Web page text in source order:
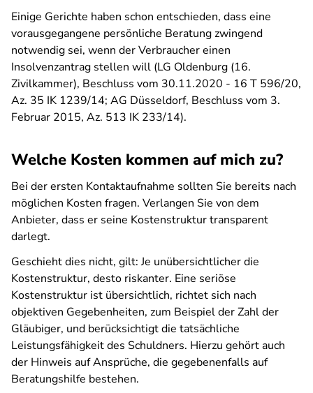
Einige Gerichte haben schon entschieden, dass eine
vorausgegangene persönliche Beratung zwingend
notwendig sei, wenn der Verbraucher einen
Insolvenzantrag stellen will (LG Oldenburg (16.
Zivilkammer), Beschluss vom 30.11.2020 - 16 T 596/20,
Az. 35 IK 1239/14; AG Düsseldorf, Beschluss vom 3.
Februar 2015, Az. 513 IK 233/14).
Welche Kosten kommen auf mich zu?
Bei der ersten Kontaktaufnahme sollten Sie bereits nach
möglichen Kosten fragen. Verlangen Sie von dem
Anbieter, dass er seine Kostenstruktur transparent
darlegt.
Geschieht dies nicht, gilt: Je unübersichtlicher die
Kostenstruktur, desto riskanter. Eine seriöse
Kostenstruktur ist übersichtlich, richtet sich nach
objektiven Gegebenheiten, zum Beispiel der Zahl der
Gläubiger, und berücksichtigt die tatsächliche
Leistungsfähigkeit des Schuldners. Hierzu gehört auch
der Hinweis auf Ansprüche, die gegebenenfalls auf
Beratungshilfe bestehen.